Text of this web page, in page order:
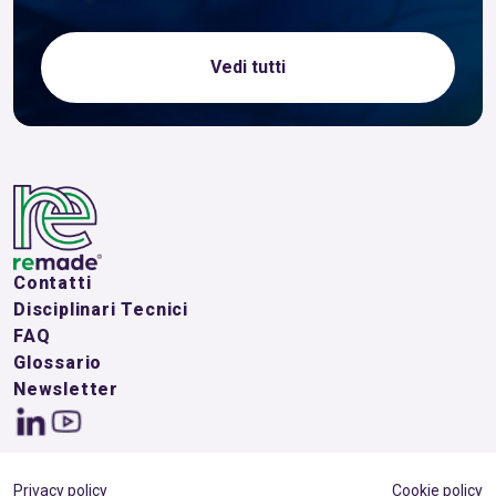
Vedi tutti
Contatti
Disciplinari Tecnici
FAQ
Glossario
Newsletter
Privacy policy Cookie policy